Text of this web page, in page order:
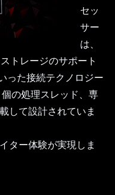
セッ
サー
は、
トレージのサポート
った接続テクノロジー
の処理スレッド、専
して設計されていま
ター体験が実現しま